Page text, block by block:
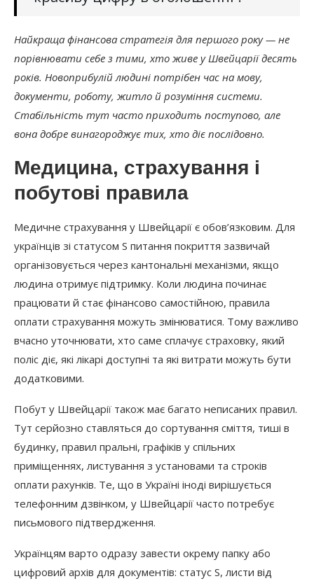
Найкраща фінансова стратегія для першого року — не
порівнювати себе з тими, хто живе у Швейцарії десять
років. Новоприбулій людині потрібен час на мову,
документи, роботу, житло й розуміння системи.
Стабільність тут часто приходить поступово, але
вона добре винагороджує тих, хто діє послідовно.
Медицина, страхування і
побутові правила
Медичне страхування у Швейцарії є обов’язковим. Для
українців зі статусом S питання покриття зазвичай
організовується через кантональні механізми, якщо
людина отримує підтримку. Коли людина починає
працювати й стає фінансово самостійною, правила
оплати страхування можуть змінюватися. Тому важливо
вчасно уточнювати, хто саме сплачує страховку, який
поліс діє, які лікарі доступні та які витрати можуть бути
додатковими.
Побут у Швейцарії також має багато неписаних правил.
Тут серйозно ставляться до сортування сміття, тиші в
будинку, правил пральні, графіків у спільних
приміщеннях, листування з установами та строків
оплати рахунків. Те, що в Україні іноді вирішується
телефонним дзвінком, у Швейцарії часто потребує
письмового підтвердження.
Українцям варто одразу завести окрему папку або
цифровий архів для документів: статус S, листи від